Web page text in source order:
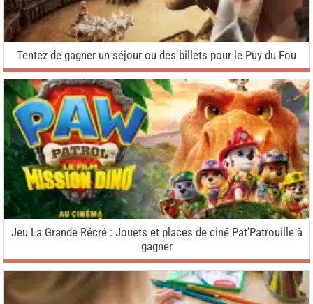
Tentez de gagner un séjour ou des billets pour le Puy du Fou
Jeu La Grande Récré : Jouets et places de ciné Pat’Patrouille à
gagner